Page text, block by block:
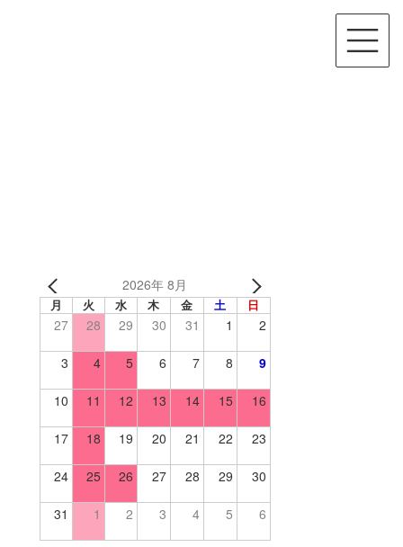
2026年 8月
月 火 水 木 金 土 日
27 28 29 30 31 1 2
3 4 5 6 7 8 9
10 11 12 13 14 15 16
17 18 19 20 21 22 23
24 25 26 27 28 29 30
31 1 2 3 4 5 6